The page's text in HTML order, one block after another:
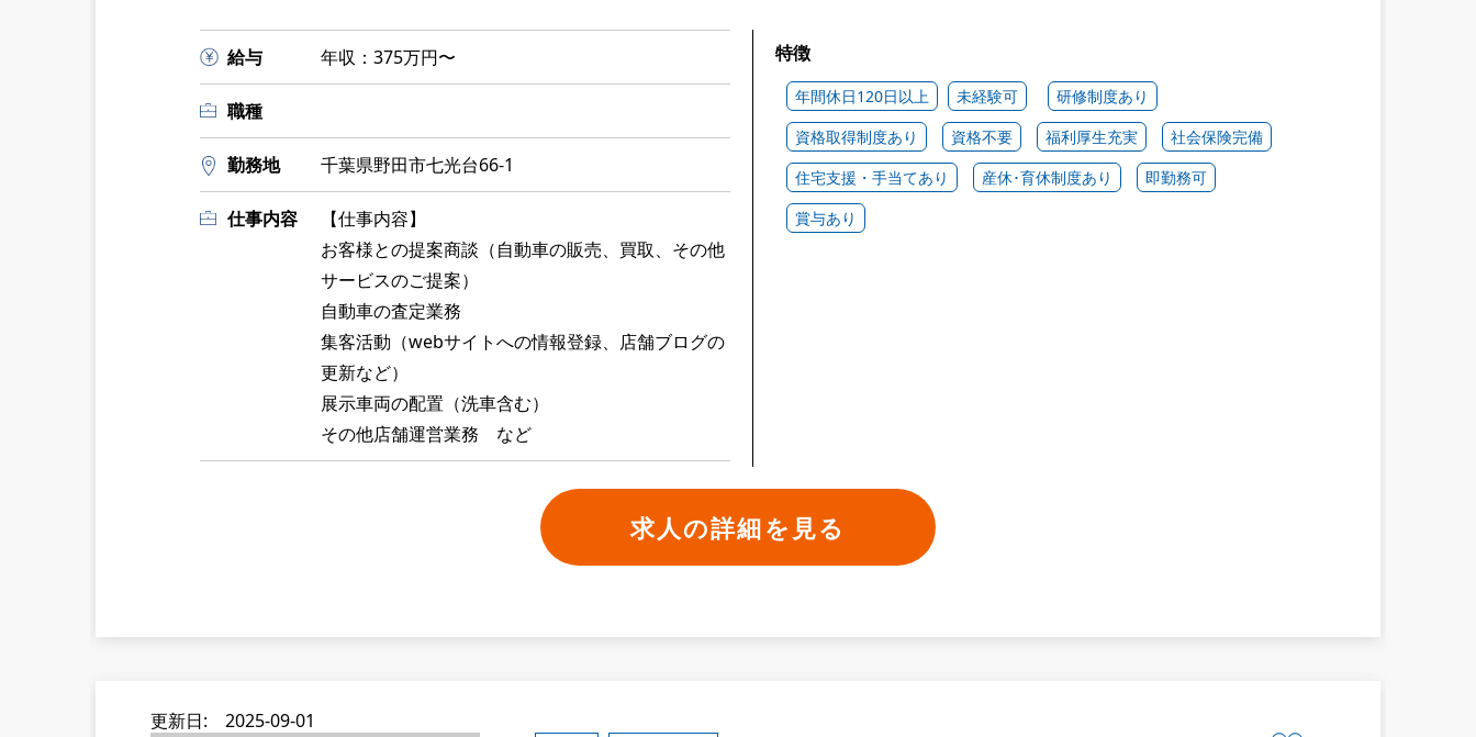
給与 年収：375万円〜
職種
勤務地 千葉県野田市七光台66-1
仕事内容
【仕事内容】
お客様との提案商談（自動車の販売、買取、その他
サービスのご提案）
自動車の査定業務
集客活動（webサイトへの情報登録、店舗ブログの
更新など）
展示車両の配置（洗車含む）
その他店舗運営業務 など
特徴
年間休日120日以上 未経験可
研修制度あり
資格取得制度あり
資格不要 福利厚生充実
社会保険完備
住宅支援・手当てあり
産休･育休制度あり
即勤務可
賞与あり
求人の詳細を見る
更新日: 2025-09-01